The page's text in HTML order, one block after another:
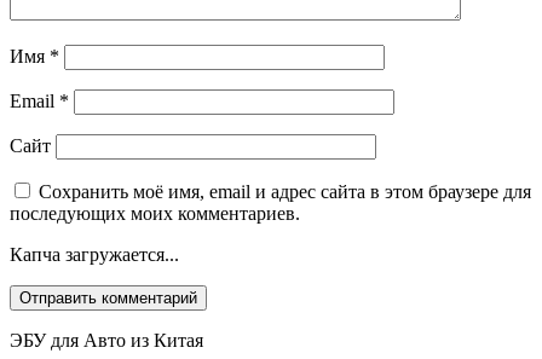
Имя *
Email *
Сайт
Сохранить моё имя, email и адрес сайта в этом браузере для
последующих моих комментариев.
Капча загружается...
ЭБУ для Авто из Китая